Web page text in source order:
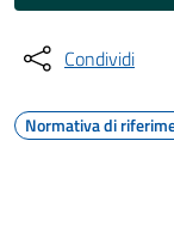
Condividi
Normativa di